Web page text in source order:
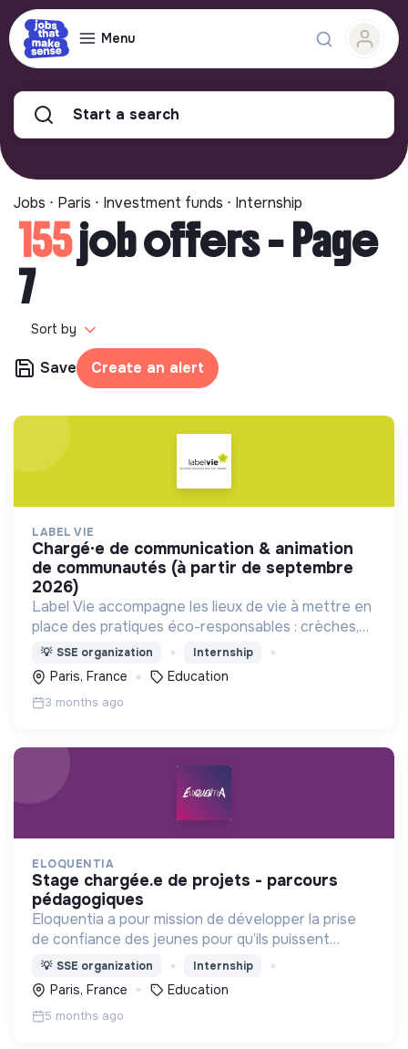
Menu
Start a search
Jobs ⋅ Paris ⋅ Investment funds ⋅ Internship
155job offers - Page
7
Sort by
Save Create an alert
LABEL VIE
chargé·e de communication & animation
de communautés (à partir de septembre
2026)
Label Vie accompagne les lieux de vie à mettre en
place des pratiques éco-responsables : crèches,
assistants maternels, centres de loisirs.
💡 SSE organization Internship
Paris, France Education
3 months ago
ELOQUENTIA
stage chargée.e de projets - parcours
pédagogiques
Eloquentia a pour mission de développer la prise
de confiance des jeunes pour qu’ils puissent
porter leurs voix et leurs idées. C'est +15 000
formés/an, 36 équipes concours mondial, 300
bénévoles.
💡 SSE organization Internship
Paris, France Education
5 months ago